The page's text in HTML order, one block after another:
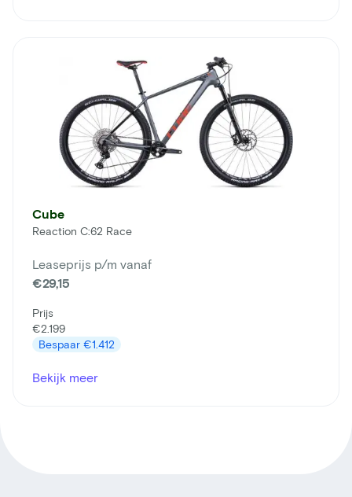
Cube
Reaction C:62 Race
Leaseprijs p/m vanaf
€29,15
Prijs
€2.199
Bespaar €1.412
Bekijk meer